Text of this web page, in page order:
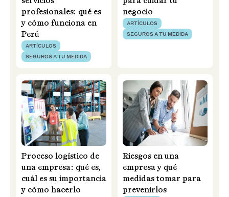
profesionales: qué es
y cómo funciona en
Perú
ARTÍCULOS
SEGUROS A TU MEDIDA
negocio
ARTÍCULOS
SEGUROS A TU MEDIDA
Proceso logístico de
una empresa: qué es,
cuál es su importancia
y cómo hacerlo
Riesgos en una
empresa y qué
medidas tomar para
prevenirlos